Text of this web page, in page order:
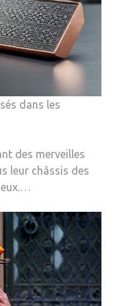
dans les
des merveilles
leur châssis des